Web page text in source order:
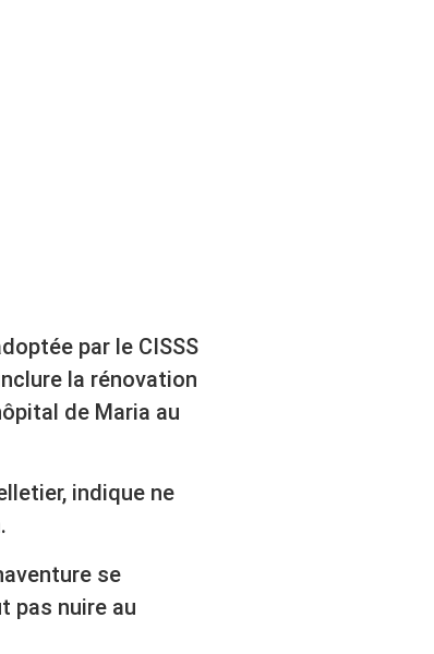
par le CISSS
la rénovation
de Maria au
indique ne
se
pas nuire au